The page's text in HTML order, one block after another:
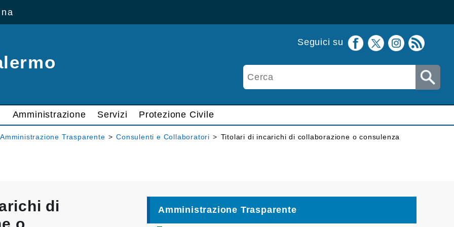
Seguici su
Amministrazione Servizi Protezione Civile
Amministrazione Trasparente > Consulenti e Collaboratori > Titolari di incarichi di collaborazione o consulenza
di
o
Amministrazione Trasparente